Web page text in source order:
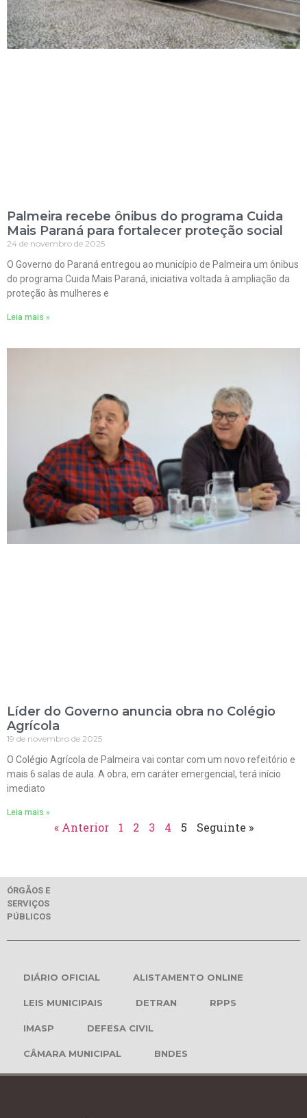
Palmeira recebe ônibus do programa Cuida
Mais Paraná para fortalecer proteção social
24 de novembro de 2025
O Governo do Paraná entregou ao município de Palmeira um ônibus
do programa Cuida Mais Paraná, iniciativa voltada à ampliação da
proteção às mulheres e
Leia mais »
Líder do Governo anuncia obra no Colégio
Agrícola
19 de novembro de 2025
O Colégio Agrícola de Palmeira vai contar com um novo refeitório e
mais 6 salas de aula. A obra, em caráter emergencial, terá início
imediato
Leia mais »
« Anterior 1 2 3 4 5 Seguinte »
ÓRGÃOS E
SERVIÇOS
PÚBLICOS
DIÁRIO OFICIAL ALISTAMENTO ONLINE
LEIS MUNICIPAIS DETRAN RPPS
IMASP DEFESA CIVIL
CÂMARA MUNICIPAL BNDES